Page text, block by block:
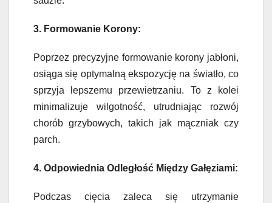
3. Formowanie Korony:
Poprzez precyzyjne formowanie korony jabłoni,
osiąga się optymalną ekspozycję na światło, co
sprzyja lepszemu przewietrzaniu. To z kolei
minimalizuje wilgotność, utrudniając rozwój
chorób grzybowych, takich jak mączniak czy
parch.
4. Odpowiednia Odległość Między Gałęziami:
Podczas cięcia zaleca się utrzymanie